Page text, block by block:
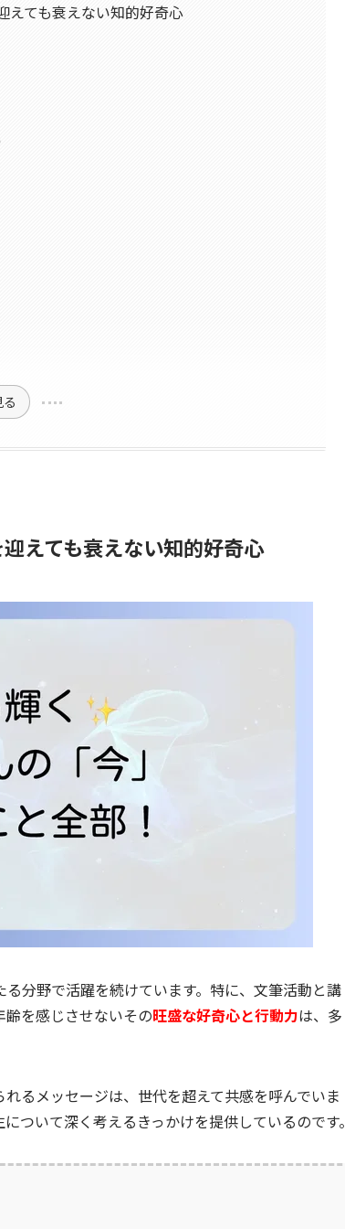
えても衰えない知的好奇心
えても衰えない知的好奇心
分野で活躍を続けています。特に、文筆活動と講
を感じさせないその旺盛な好奇心と行動力は、多
るメッセージは、世代を超えて共感を呼んでいま
ついて深く考えるきっかけを提供しているのです。